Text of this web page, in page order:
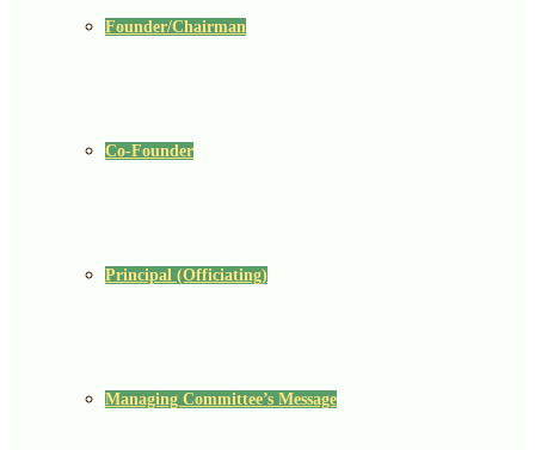
Founder/Chairman
Co-Founder
Principal (Officiating)
Managing Committee’s Message